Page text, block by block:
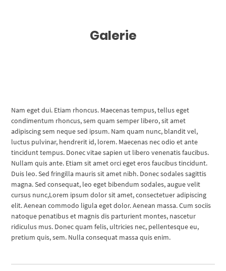
Galerie
Nam eget dui. Etiam rhoncus. Maecenas tempus, tellus eget
condimentum rhoncus, sem quam semper libero, sit amet
adipiscing sem neque sed ipsum. Nam quam nunc, blandit vel,
luctus pulvinar, hendrerit id, lorem. Maecenas nec odio et ante
tincidunt tempus. Donec vitae sapien ut libero venenatis faucibus.
Nullam quis ante. Etiam sit amet orci eget eros faucibus tincidunt.
Duis leo. Sed fringilla mauris sit amet nibh. Donec sodales sagittis
magna. Sed consequat, leo eget bibendum sodales, augue velit
cursus nunc,Lorem ipsum dolor sit amet, consectetuer adipiscing
elit. Aenean commodo ligula eget dolor. Aenean massa. Cum sociis
natoque penatibus et magnis dis parturient montes, nascetur
ridiculus mus. Donec quam felis, ultricies nec, pellentesque eu,
pretium quis, sem. Nulla consequat massa quis enim.